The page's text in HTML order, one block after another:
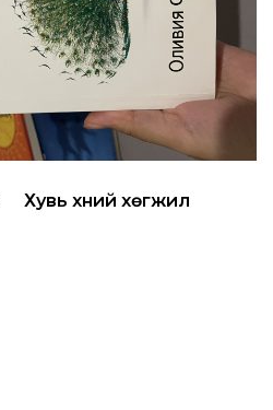
Хувь хүний хөгжил